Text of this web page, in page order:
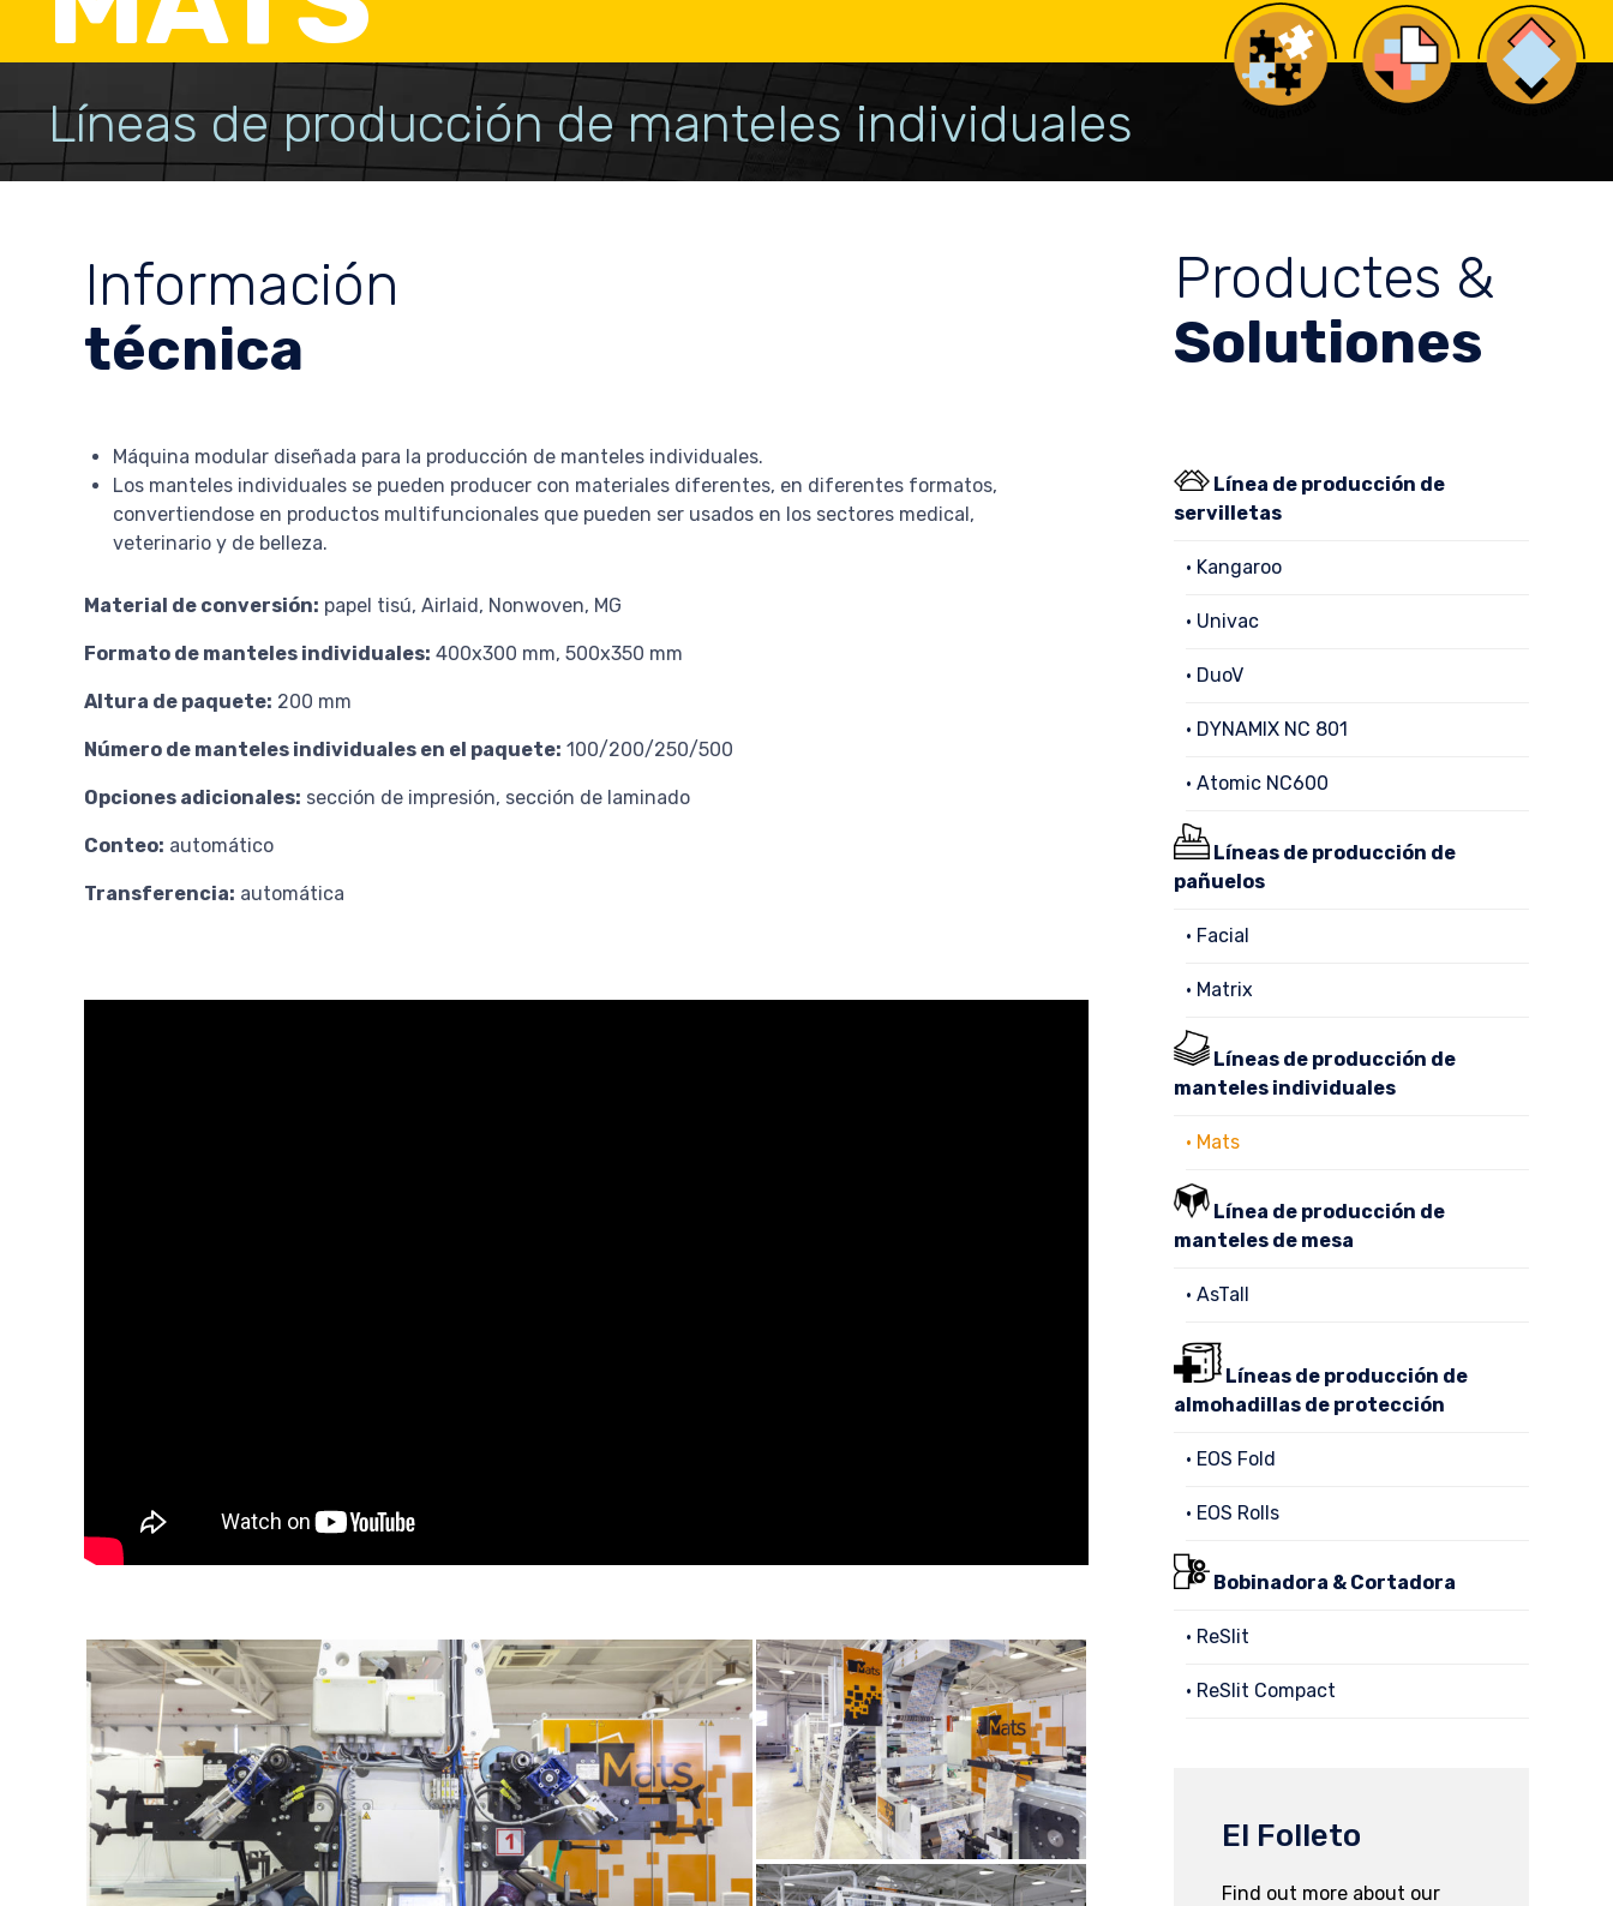
Líneas de producción de manteles individuales
Información
técnica
Máquina modular diseñada para la producción de manteles individuales.
Los manteles individuales se pueden producer con materiales diferentes, en diferentes formatos,
convertiendose en productos multifuncionales que pueden ser usados en los sectores medical,
veterinario y de belleza.
Material de conversión: papel tisú, Airlaid, Nonwoven, MG
Formato de manteles individuales: 400x300 mm, 500x350 mm
Altura de paquete: 200 mm
Número de manteles individuales en el paquete: 100/200/250/500
Opciones adicionales: sección de impresión, sección de laminado
Conteo: automático
Transferencia: automática
Productes &
Solutiones
Línea de producción de
servilletas
• Kangaroo
• Univac
• DuoV
• DYNAMIX NC 801
• Atomic NC600
Líneas de producción de
pañuelos
• Facial
• Matrix
Líneas de producción de
manteles individuales
• Mats
Línea de producción de
manteles de mesa
• AsTall
Líneas de producción de
almohadillas de protección
• EOS Fold
• EOS Rolls
Bobinadora & Cortadora
• ReSlit
• ReSlit Compact
El Folleto
Find out more about our